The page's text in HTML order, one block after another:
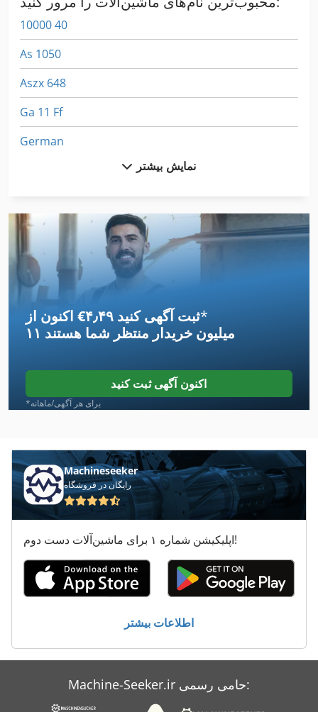
10000 40
As 1050
Aszx 648
Ga 11 Ff
German
Hfs 6
Hl
Hpp 11
Hps
Hq 400
Hq 400 B
Hq 800
Hsbm 610 Hs
Hsc
Hsc 20 Linear
Hx 310 Pro
Mvh 5 1 4 B
Sbs 8 70
نمایش بیشتر
اکنون از ‎€۴٫۴۹ ثبت آگهی کنید*
۱۱ میلیون خریدار منتظر شما هستند
اکنون آگهی ثبت کنید
*برای هر آگهی/ماهانه
Machineseeker
رایگان در فروشگاه
اپلیکیشن شماره ۱ برای ماشین‌آلات دست دوم!
اطلاعات بیشتر
Machine-Seeker.ir حامی رسمی: